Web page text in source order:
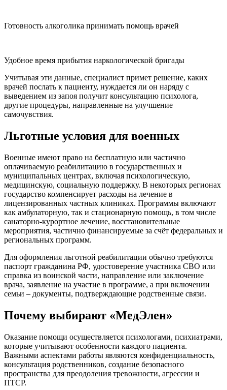
Готовность алкоголика принимать помощь врачей
Удобное время прибытия наркологической бригады
Учитывая эти данные, специалист примет решение, каких
врачей послать к пациенту, нуждается ли он наряду с
выведением из запоя получит консультацию психолога,
другие процедуры, направленные на улучшение
самочувствия.
Льготные условия для военных
Военные имеют право на бесплатную или частично
оплачиваемую реабилитацию в государственных и
муниципальных центрах, включая психологическую,
медицинскую, социальную поддержку. В некоторых регионах
государство компенсирует расходы на лечение в
лицензированных частных клиниках. Программы включают
как амбулаторную, так и стационарную помощь, в том числе
санаторно-курортное лечение, восстановительные
мероприятия, частично финансируемые за счёт федеральных и
региональных программ.
Для оформления льготной реабилитации обычно требуются
паспорт гражданина РФ, удостоверение участника СВО или
справка из воинской части, направление или заключение
врача, заявление на участие в программе, а при включении
семьи – документы, подтверждающие родственные связи.
Почему выбирают «МедЭлен»
Оказание помощи осуществляется психологами, психиатрами,
которые учитывают особенности каждого пациента.
Важными аспектами работы являются конфиденциальность,
консультация родственников, создание безопасного
пространства для преодоления тревожности, агрессии и
ПТСР.